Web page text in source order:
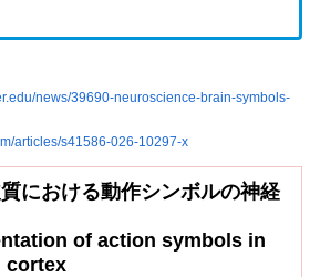
news/39690-neuroscience-brain-symbols-
articles/s41586-026-10297-x
における動作シンボルの神経
of action symbols in
cortex